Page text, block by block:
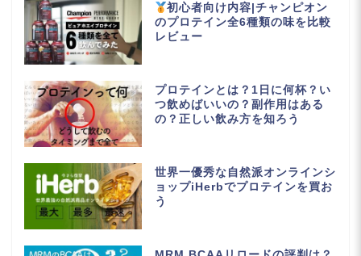
初心者向け内容|チャンピオン
のプロテイン全6種類の味を比較
レビュー
プロテインとは？1日に何杯？い
つ飲めばいいの？副作用はある
の？正しい飲み方を知ろう
世界一優秀な自然派オンラインシ
ョップiHerbでプロテインを買お
う